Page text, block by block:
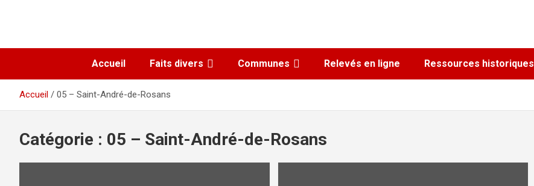
Accueil Faits divers Communes Relevés en ligne Ressources historiques
Accueil 05 – Saint-André-de-Rosans
Catégorie : 05 – Saint-André-de-Rosans